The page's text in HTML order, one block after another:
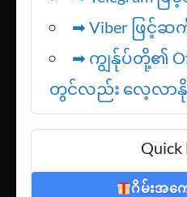
➡ Viber ဖြင့်
➡ ကျွန်ုပ်တို့၏
တွင်လည်း လေ့လာ
Quick
ဂိမ်းအက